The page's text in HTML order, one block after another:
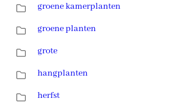
groene kamerplanten
groene planten
grote
hangplanten
herfst